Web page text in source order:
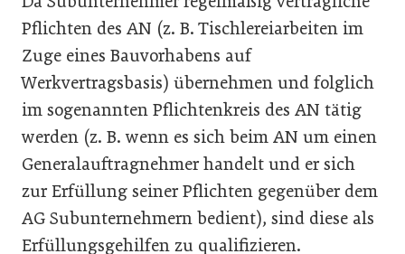
Pflichten des AN (z. B. Tischlereiarbeiten im
Zuge eines Bauvorhabens auf
Werkvertragsbasis) übernehmen und folglich
im sogenannten Pflichtenkreis des AN tätig
werden (z. B. wenn es sich beim AN um einen
Generalauftragnehmer handelt und er sich
zur Erfüllung seiner Pflichten gegenüber dem
AG Subunternehmern bedient), sind diese als
Erfüllungsgehilfen zu qualifizieren.